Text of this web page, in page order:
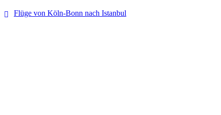
Flüge von Köln-Bonn nach Istanbul